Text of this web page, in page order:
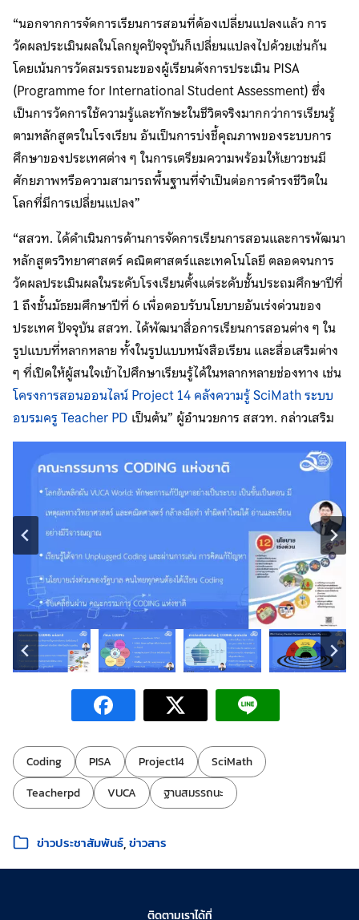
“นอกจากการจัดการเรียนการสอนที่ต้องเปลี่ยนแปลงแล้ว การ
วัดผลประเมินผลในโลกยุคปัจจุบันก็เปลี่ยนแปลงไปด้วยเช่นกัน
โดยเน้นการวัดสมรรถนะของผู้เรียนดังการประเมิน PISA
(Programme for International Student Assessment) ซึ่ง
เป็นการวัดการใช้ความรู้และทักษะในชีวิตจริงมากกว่าการเรียนรู้
ตามหลักสูตรในโรงเรียน อันเป็นการบ่งชี้คุณภาพของระบบการ
ศึกษาของประเทศต่าง ๆ ในการเตรียมความพร้อมให้เยาวชนมี
ศักยภาพหรือความสามารถพื้นฐานที่จำเป็นต่อการดำรงชีวิตใน
โลกที่มีการเปลี่ยนแปลง”
“สสวท. ได้ดำเนินการด้านการจัดการเรียนการสอนและการพัฒนา
หลักสูตรวิทยาศาสตร์ คณิตศาสตร์และเทคโนโลยี ตลอดจนการ
วัดผลประเมินผลในระดับโรงเรียนตั้งแต่ระดับชั้นประถมศึกษาปีที่
1 ถึงชั้นมัธยมศึกษาปีที่ 6 เพื่อตอบรับนโยบายอันเร่งด่วนของ
ประเทศ ปัจจุบัน สสวท. ได้พัฒนาสื่อการเรียนการสอนต่าง ๆ ใน
รูปแบบที่หลากหลาย ทั้งในรูปแบบหนังสือเรียน และสื่อเสริมต่าง
ๆ ที่เปิดให้ผู้สนใจเข้าไปศึกษาเรียนรู้ได้ในหลากหลายช่องทาง เช่น
โครงการสอนออนไลน์ Project 14คลังความรู้ SciMathระบบ
อบรมครู Teacher PD เป็นต้น” ผู้อำนวยการ สสวท. กล่าวเสริม
ป้ายกำกับ:
Coding PISA Project14
SciMath
Teacherpd
VUCA ฐานสมรรถนะ
หมวดหมู่:
ข่าวประชาสัมพันธ์ ข่าวสาร
ติดตามเราได้ที่